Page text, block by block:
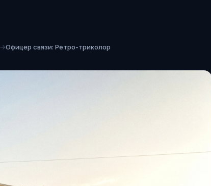
→Офицер связи: Ретро-триколор